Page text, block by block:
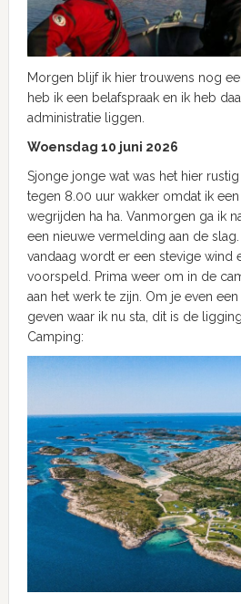
Morgen blijf ik hier trouwens nog
heb ik een belafspraak en ik heb
administratie liggen.
Woensdag 10 juni 2026
Sjonge jonge wat was het hier
tegen 8.00 uur wakker omdat ik
wegrijden ha ha. Vanmorgen ga ik
een nieuwe vermelding aan de
vandaag wordt er een stevige wind
voorspeld. Prima weer om in de
aan het werk te zijn. Om je even
geven waar ik nu sta, dit is de
Camping: